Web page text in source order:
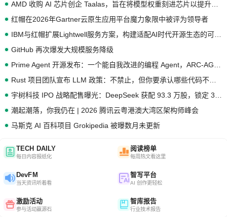
红帽在2026年Gartner云原生应用平台魔力象限中被评为领导者
GitHub 再次爆发大规模服务降级
潮起潮落，你我仍在 | 2026 腾讯云粤港澳大湾区架构师峰会
马斯克 AI 百科项目 Grokipedia 被曝数月未更新
TECH DAILY
每日内容报纸化
阅读榜单
每周热文看这里
DevFM
当天资讯听着看
智写平台
AI 创作更轻松
激励活动
参与活动赢源石
智库报告
行业技术报告